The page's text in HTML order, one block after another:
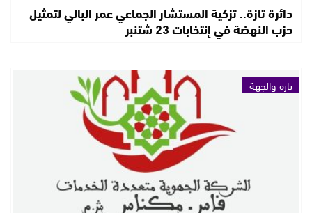
دائرة تازة.. تزكية المستشار الجماعي عمر البالي لتمثيل
حزب النهضة في إنتخابات 23 شتنبر
تازة والجهة